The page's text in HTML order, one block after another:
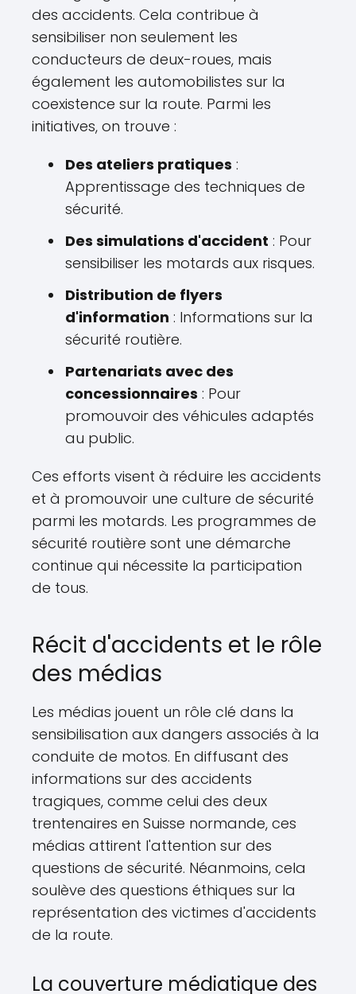
des accidents. Cela contribue à
sensibiliser non seulement les
conducteurs de deux-roues, mais
également les automobilistes sur la
coexistence sur la route. Parmi les
initiatives, on trouve :
Des ateliers pratiques :
Apprentissage des techniques de
sécurité.
Des simulations d'accident : Pour
sensibiliser les motards aux risques.
Distribution de flyers
d'information : Informations sur la
sécurité routière.
Partenariats avec des
concessionnaires : Pour
promouvoir des véhicules adaptés
au public.
Ces efforts visent à réduire les accidents
et à promouvoir une culture de sécurité
parmi les motards. Les programmes de
sécurité routière sont une démarche
continue qui nécessite la participation
de tous.
Récit d'accidents et le rôle
des médias
Les médias jouent un rôle clé dans la
sensibilisation aux dangers associés à la
conduite de motos. En diffusant des
informations sur des accidents
tragiques, comme celui des deux
trentenaires en Suisse normande, ces
médias attirent l'attention sur des
questions de sécurité. Néanmoins, cela
soulève des questions éthiques sur la
représentation des victimes d'accidents
de la route.
La couverture médiatique des